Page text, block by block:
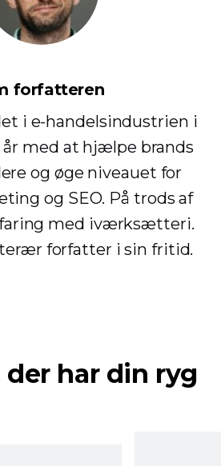
forfatteren
i e-handelsindustrien i
år med at hjælpe brands
og øge niveauet for
og SEO. På trods af
med iværksætteri.
forfatter i sin fritid.
der har din ryg